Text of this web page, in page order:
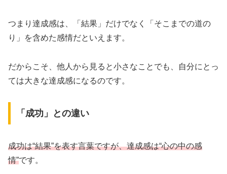
つまり達成感は、「結果」だけでなく「そこまでの道の
り」を含めた感情だといえます。
だからこそ、他人から見ると小さなことでも、自分にとっ
ては大きな達成感になるのです。
「成功」との違い
成功は“結果”を表す言葉ですが、達成感は“心の中の感
情”です。